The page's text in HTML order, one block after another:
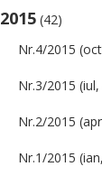
2015 (42)
Nr.4/2015
Nr.3/2015
Nr.2/2015
Nr.1/2015